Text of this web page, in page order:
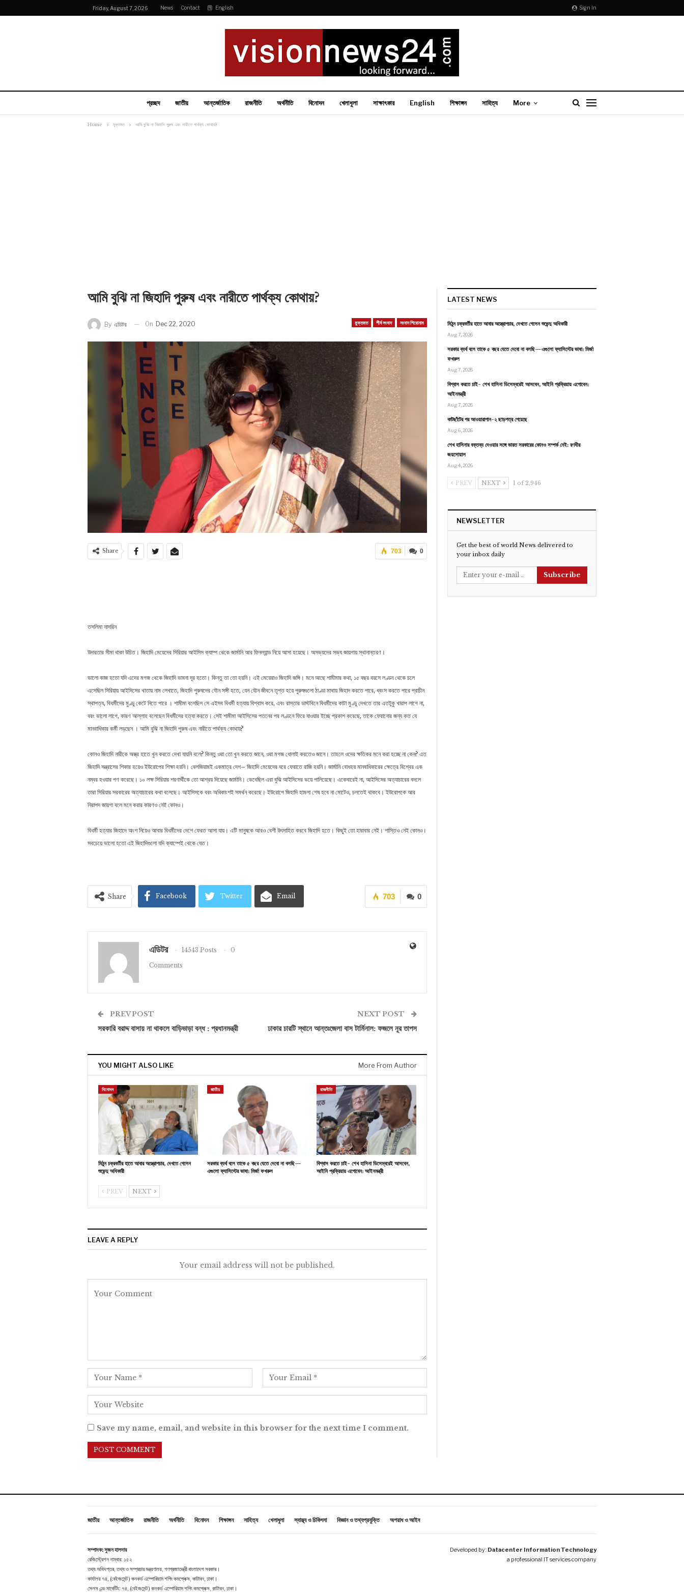
Sign In
Friday, August 7, 2026 News Contact English
প্রচ্ছদ জাতীয় আন্তর্জাতিক রাজনীতি অর্থনীতি বিনোদন খেলাধুলা সাক্ষাৎকার English শিক্ষাঙ্গন সাহিত্য More
Home মুক্তমত আমি বুঝি না জিহাদি পুরুষ এবং নারীতে পার্থক্য কোথায়?
আমি বুঝি না জিহাদি পুরুষ এবং নারীতে পার্থক্য কোথায়?
মুক্তমত শীর্ষ সংবাদ সংবাদ শিরোনাম
By এডিটর On Dec 22, 2020
0
703
Share
তসলিমা নাসরিন
উদারতার সীমা থাকা উচিত। জিহাদি মেয়েদের সিরিয়ার আইসিস ক্যাম্প থেকে জার্মানি আর ফিনল্যান্ড নিয়ে আসা হয়েছে। অসভ্যদের সভ্য জায়গায় স্থানান্তরণ।
ভালো কাজ হতো যদি এদের মগজ থেকে জিহাদি ভাবনা দূর হতো। কিন্তু তা তো হয়নি। এই মেয়েরাও জিহাদি জঙ্গি। মনে আছে শামীমার কথা, ১৫ বছর বয়সে লণ্ডন থেকে চলে
এসেছিল সিরিয়ায় আইসিসের খাতায় নাম লেখাতে, জিহাদি পুরুষদের যৌন সঙ্গী হতে, যেন যৌন জীবনে তৃপ্ত হয়ে পুরুষগুলো ঠাণ্ডা মাথায় জিহাদ করতে পারে, ধ্বংস করতে পারে প্রাচীন
স্থাপত্য, বিধর্মীদের মুণ্ডু কেটে নিতে পারে । শামীমা বলেছিল সে এইসব বিধর্মী হত্যায় বিশ্বাস করে, এবং রাস্তার ডাস্টবিনে বিধর্মীদের কাটা মুণ্ডু দেখতে তার এতটুকু খারাপ লাগে না,
বরং ভালো লাগে, কারণ আল্লাহ বলেছেন বিধর্মীদের হত্যা করতে। সেই শামীমা আইসিসের পতনের পর লণ্ডনে ফিরে যাওয়ার ইচ্ছে প্রকাশ করেছে, তাকে ফেরানোর জন্য কত যে
মানবাধিকার কর্মী লড়ছেন । আমি বুঝি না জিহাদি পুরুষ এবং নারীতে পার্থক্য কোথায়?
কোনও জিহাদি নারীকে অস্ত্র হাতে খুন করতে দেখা যায়নি বলে? কিন্তু ওরা তো খুন করতে জানে, ওরা মগজ ধোলাই করতেও জানে। তাহলে ওদের ক্ষতিকর মনে করা হচ্ছে না কেন? এত
জিহাদি সন্ত্রাসের শিকার হয়েও ইউরোপের শিক্ষা হয়নি। বেলজিয়ামই একমাত্র দেশ– জিহাদি মেয়েদের ঘরে ফেরাতে রাজি হয়নি। জার্মানি বোধহয় মানবাধিকারের ক্ষেত্রে বিশ্বের এক
নম্বর হওয়ার পণ করেছে। ১০ লক্ষ সিরিয়ার শরণার্থীকে তো আশ্রয় দিয়েছে জার্মানি। ভেবেছিল এরা বুঝি আইসিসের ভয়ে পালিয়েছে। একেবারেই না, আইসিসের অত্যাচারের বদলে
তারা সিরিয়ার সরকারের অত্যাচারের কথা বলেছে। আইসিসকে বরং অধিকাংশই সমর্থন করেছে। ইউরোপে জিহাদি হামলা শেষ হবে না মোটেও, চলতেই থাকবে। ইউরোপকে আর
নিরাপদ জায়গা বলে মনে করার কারণও নেই কোনও।
বিধর্মী হত্যার জিহাদে অংশ নিয়েও আবার বিধর্মীদের দেশে ফেরত আসা যায়। এটি মানুষকে আরও বেশী উৎসাহিত করবে জিহাদি হতে। কিছুই তো হারাবার নেই। শাস্তিও নেই কোনও।
সবচেয়ে ভালো হতো এই জিহাদিগুলো যদি ক্যাম্পেই থেকে যেত।
0
703
Share Facebook Twitter Email
এডিটর 14543 Posts
0
Comments
PREV POST
সরকারি বরাদ্দ বাসায় না থাকলে বাড়িভাড়া বন্ধ : প্রধানমন্ত্রী
NEXT POST
ঢাকার চারটি স্থানে আন্তঃজেলা বাস টার্মিনাল: ফজলে নূর তাপস
YOU MIGHT ALSO LIKE More From Author
বিনোদন
মিঠুন চক্রবর্তীর হাতে আবার অস্ত্রোপচার, দেখতে গেলেন
শুভেন্দু অধিকারী
জাতীয়
সরকার ব্যর্থ বলে তাকে ৫ বছর যেতে দেবো না বলছি—
এগুলো ফ্যাসিস্টের ভাষা: মির্জা ফখরুল
রাজনীতি
বিশ্বাস করতে চাই- শেখ হাসিনা ডিসেম্বরেই আসবেন,
আইনি প্রক্রিয়ায় এগোবেন: আইনমন্ত্রী
PREV NEXT
LEAVE A REPLY
Your email address will not be published.
Save my name, email, and website in this browser for the next time I comment.
LATEST NEWS
মিঠুন চক্রবর্তীর হাতে আবার অস্ত্রোপচার, দেখতে গেলেন শুভেন্দু অধিকারী
Aug 7, 2026
সরকার ব্যর্থ বলে তাকে ৫ বছর যেতে দেবো না বলছি—এগুলো ফ্যাসিস্টের ভাষা: মির্জা
ফখরুল
Aug 7, 2026
বিশ্বাস করতে চাই- শেখ হাসিনা ডিসেম্বরেই আসবেন, আইনি প্রক্রিয়ায় এগোবেন:
আইনমন্ত্রী
Aug 7, 2026
কাটছাঁটের পর আওয়ারাপান-২ ছাড়পত্র পেয়েছে
Aug 6, 2026
শেখ হাসিনার বক্তব্য দেওয়ার সঙ্গে ভারত সরকারের কোনও সম্পর্ক নেই: রণধীর
জয়সোয়াল
Aug 4, 2026
PREV NEXT 1 of 2,946
NEWSLETTER
Get the best of world News delivered to
your inbox daily
Subscribe
জাতীয় আন্তর্জাতিক রাজনীতি অর্থনীতি বিনোদন শিক্ষাঙ্গন সাহিত্য খেলাধুলা স্বাস্থ্য ও চিকিৎসা বিজ্ঞান ও তথ্যপ্রযুক্তি অপরাধ ও আইন
সম্পাদক: সুজন হালদার
রেজিস্ট্রেশন নাম্বার: ১৫২
তথ্য অধিদপ্তর, তথ্য ও সম্প্রচার মন্ত্রণালয়, গণপ্রজাতন্ত্রী বাংলাদেশ সরকার।
কার্যালয় ৭৪, (বেইজমেন্ট ) কনকর্ড এম্পোরিয়াম শপিং কমপ্লেক্স, কাটাবন, ঢাকা।
সেলস এন্ড মার্কেটিং: ৭৪, (বেইজমেন্ট ) কনকর্ড এম্পোরিয়াম শপিং কমপ্লেক্স, কাটাবন, ঢাকা।
Developed by: Datacenter Information Technology
a professional IT services company